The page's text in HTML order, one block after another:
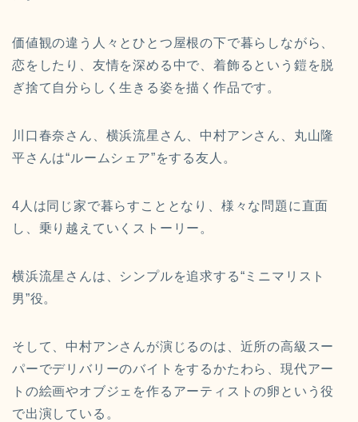
価値観の違う人々とひとつ屋根の下で暮らしながら、
恋をしたり、友情を深める中で、着飾るという鎧を脱
ぎ捨て自分らしく生きる姿を描く作品です。
川口春奈さん、横浜流星さん、中村アンさん、丸山隆
平さんは“ルームシェア”をする友人。
4人は同じ家で暮らすこととなり、様々な問題に直面
し、乗り越えていくストーリー。
横浜流星さんは、シンプルを追求する“ミニマリスト
男”役。
そして、中村アンさんが演じるのは、近所の高級スー
パーでデリバリーのバイトをするかたわら、現代アー
トの絵画やオブジェを作るアーティストの卵という役
で出演している。